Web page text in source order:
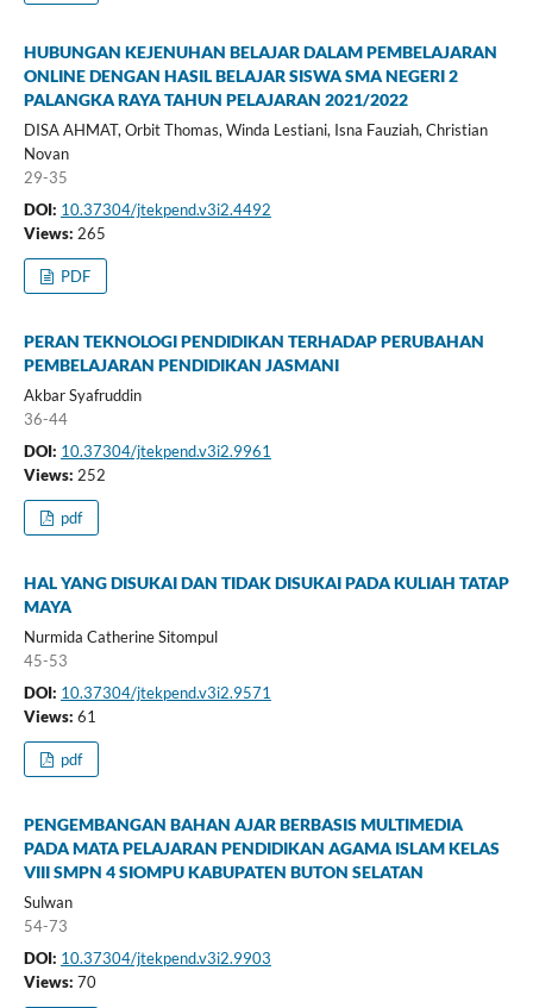
HUBUNGAN KEJENUHAN BELAJAR DALAM PEMBELAJARAN
ONLINE DENGAN HASIL BELAJAR SISWA SMA NEGERI 2
PALANGKA RAYA TAHUN PELAJARAN 2021/2022
DISA AHMAT, Orbit Thomas, Winda Lestiani, Isna Fauziah, Christian
Novan
29-35
DOI: 10.37304/jtekpend.v3i2.4492
Views: 265
PDF
PERAN TEKNOLOGI PENDIDIKAN TERHADAP PERUBAHAN
PEMBELAJARAN PENDIDIKAN JASMANI
Akbar Syafruddin
36-44
DOI: 10.37304/jtekpend.v3i2.9961
Views: 252
pdf
HAL YANG DISUKAI DAN TIDAK DISUKAI PADA KULIAH TATAP
MAYA
Nurmida Catherine Sitompul
45-53
DOI: 10.37304/jtekpend.v3i2.9571
Views: 61
pdf
PENGEMBANGAN BAHAN AJAR BERBASIS MULTIMEDIA
PADA MATA PELAJARAN PENDIDIKAN AGAMA ISLAM KELAS
VIII SMPN 4 SIOMPU KABUPATEN BUTON SELATAN
Sulwan
54-73
DOI: 10.37304/jtekpend.v3i2.9903
Views: 70